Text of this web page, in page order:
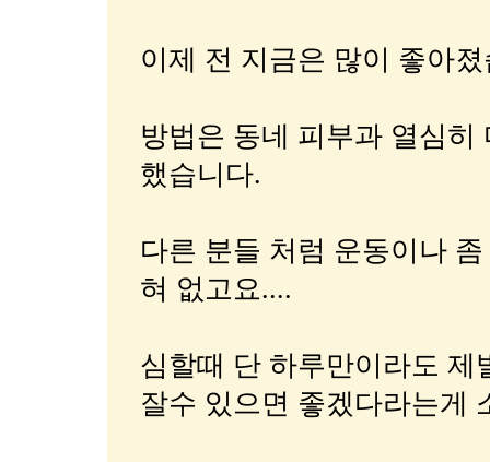
이제 전 지금은 많이 좋아
방법은 동네 피부과 열심
했습니다.
다른 분들 처럼 운동이나
혀 없고요....
심할때 단 하루만이라도 제
잘수 있으면 좋겠다라는게